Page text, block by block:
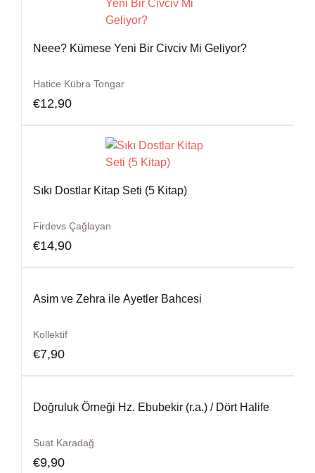
Neee? Kümese Yeni Bir Civciv Mi Geliyor?
Hatice Kübra Tongar
€12,90
Sıkı Dostlar Kitap Seti (5 Kitap)
Firdevs Çağlayan
€14,90
Asim ve Zehra ile Ayetler Bahcesi
Kollektif
€7,90
Doğruluk Örneği Hz. Ebubekir (r.a.) / Dört Halife
Suat Karadağ
€9,90